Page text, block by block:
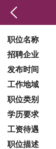
职位名称
招聘企业
发布时间
工作地域
职位类别
学历要求
工资待遇
职位描述